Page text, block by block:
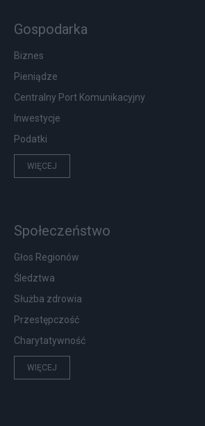
Gospodarka
Biznes
Pieniądze
Centralny Port Komunikacyjny
Inwestycje
Podatki
WIĘCEJ
Społeczeństwo
Głos Regionów
Śledztwa
Służba zdrowia
Przestępczość
Charytatywność
WIĘCEJ